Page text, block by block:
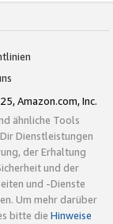
Amazon.com, Inc.
ähnliche Tools
Dienstleistungen
der Erhaltung
und der
und -Dienste
Um mehr darüber
bitte die Hinweise